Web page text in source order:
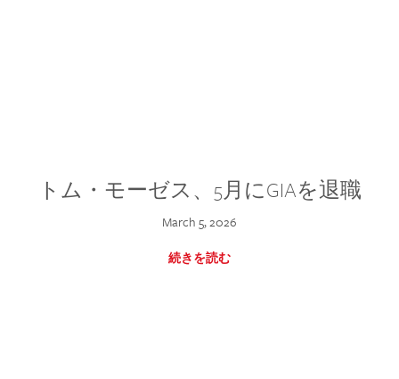
トム・モーゼス、5月にGIAを退職
March 5, 2026
続きを読む